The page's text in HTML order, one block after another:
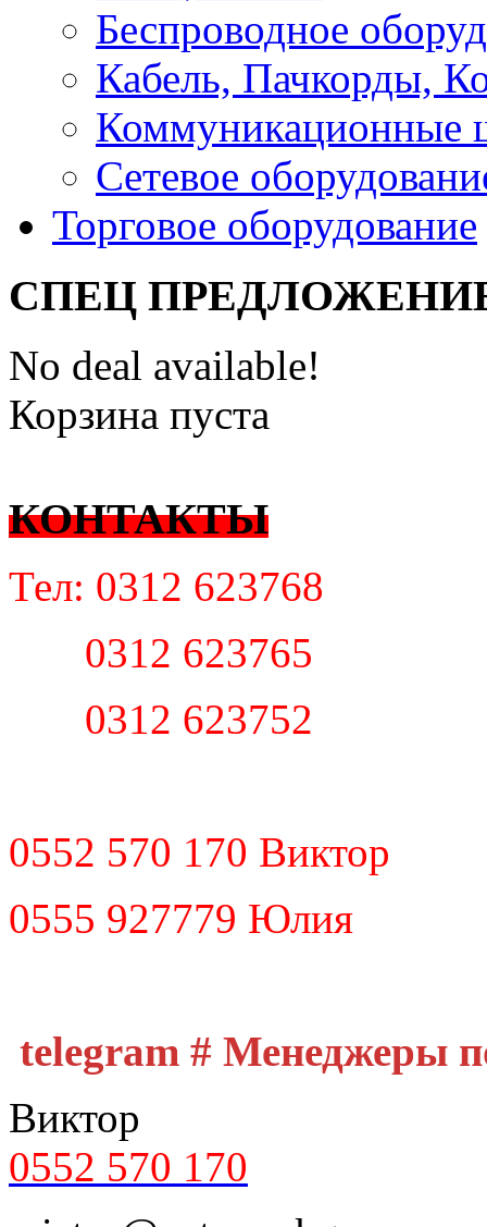
Беспроводное
Кабель, Пачкорды,
Коммуникационные
Сетевое
Торговое оборудование
СПЕЦ
No deal available!
Корзина пуста
КОНТАКТЫ
Тел: 0312 623768
0312 623765
0312 623752
0552 570 170 Виктор
0555 927779 Юлия
telegram # Менеджеры
Виктор
0552 570 170